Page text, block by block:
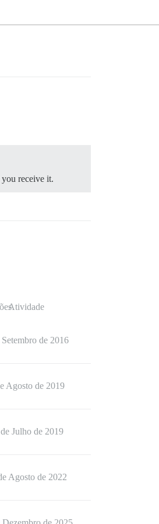
receive it.
Atividade
Setembro de 2016
Agosto de 2019
Julho de 2019
Agosto de 2022